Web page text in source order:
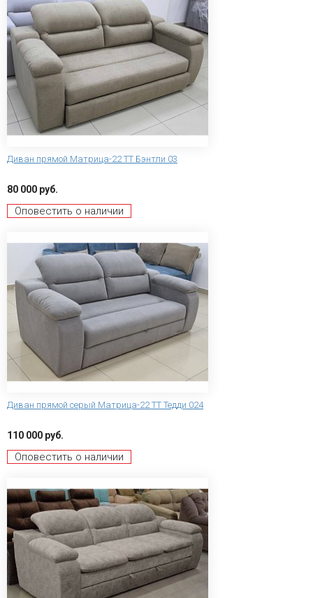
Диван прямой Матрица-22 ТТ Бэнтли 03
80 000 руб.
Оповестить о наличии
Диван прямой серый Матрица-22 ТТ Тедди 024
110 000 руб.
Оповестить о наличии